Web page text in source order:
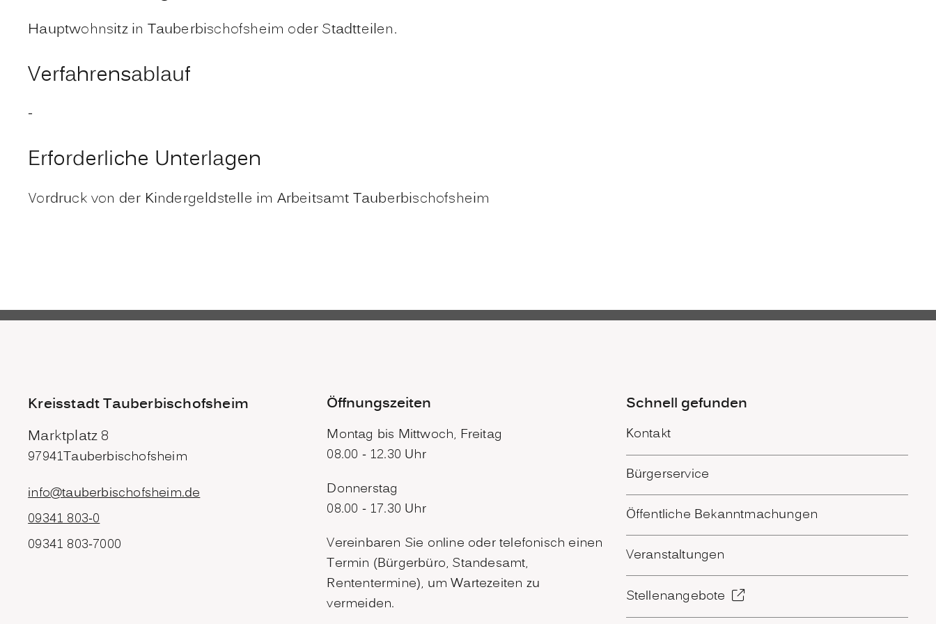
Hauptwohnsitz in Tauberbischofsheim oder Stadtteilen.
Verfahrensablauf
-
Erforderliche Unterlagen
Vordruck von der Kindergeldstelle im Arbeitsamt Tauberbischofsheim
Kreisstadt Tauberbischofsheim
Marktplatz 8
97941Tauberbischofsheim
info@tauberbischofsheim.de
09341 803-0
09341 803-7000
Öffnungszeiten
Montag bis Mittwoch, Freitag
08.00 - 12.30 Uhr
Donnerstag
08.00 - 17.30 Uhr
Vereinbaren Sie online oder telefonisch einen
Termin (Bürgerbüro, Standesamt,
Rententermine), um Wartezeiten zu
vermeiden.
Schnell gefunden
Kontakt
Bürgerservice
Öffentliche Bekanntmachungen
Veranstaltungen
Stellenangebote